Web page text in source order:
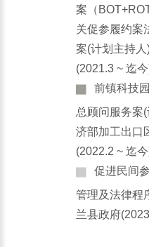
案（
关促参履约案
案(计划主持
(2021.3 ~ 迄
前镇科技
总顾问服务案
济部加工出口
(2022.2 ~ 迄
促进民间
管理及法律程
兰县政府